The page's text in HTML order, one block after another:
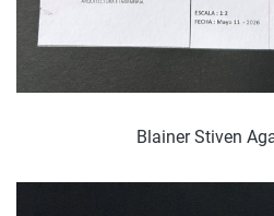
Blainer Stiven